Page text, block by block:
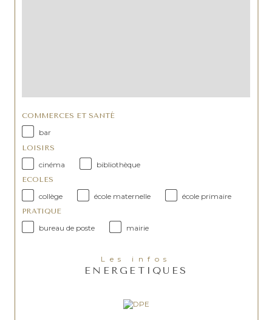
COMMERCES ET SANTÉ
bar
LOISIRS
cinéma bibliothèque
ECOLES
collège école maternelle école primaire
PRATIQUE
bureau de poste mairie
Les infos
ENERGETIQUES